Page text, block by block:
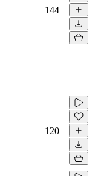
144
120